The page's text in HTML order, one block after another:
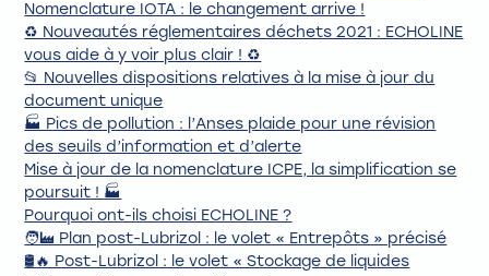
Nomenclature IOTA : le changement arrive !
♻️ Nouveautés réglementaires déchets 2021 : ECHOLINE
vous aide à y voir plus clair ! ♻️
📂 Nouvelles dispositions relatives à la mise à jour du
document unique
🏭 Pics de pollution : l’Anses plaide pour une révision
des seuils d’information et d’alerte
Mise à jour de la nomenclature ICPE, la simplification se
poursuit ! 🏭
Pourquoi ont-ils choisi ECHOLINE ?
🧑‍🏭 Plan post-Lubrizol : le volet « Entrepôts » précisé
🛢️🔥 Post-Lubrizol : le volet « Stockage de liquides